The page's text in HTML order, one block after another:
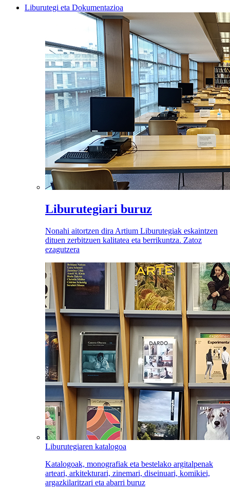
Liburutegi eta Dokumentazioa
Liburutegiari buruz
Nonahi aitortzen dira Artium Liburutegiak eskaintzen
dituen zerbitzuen kalitatea eta berrikuntza. Zatoz
ezagutzera
Liburutegiaren katalogoa
Katalogoak, monografiak eta bestelako argitalpenak
arteari, arkitekturari, zinemari, diseinuari, komikiei,
argazkilaritzari eta abarri buruz